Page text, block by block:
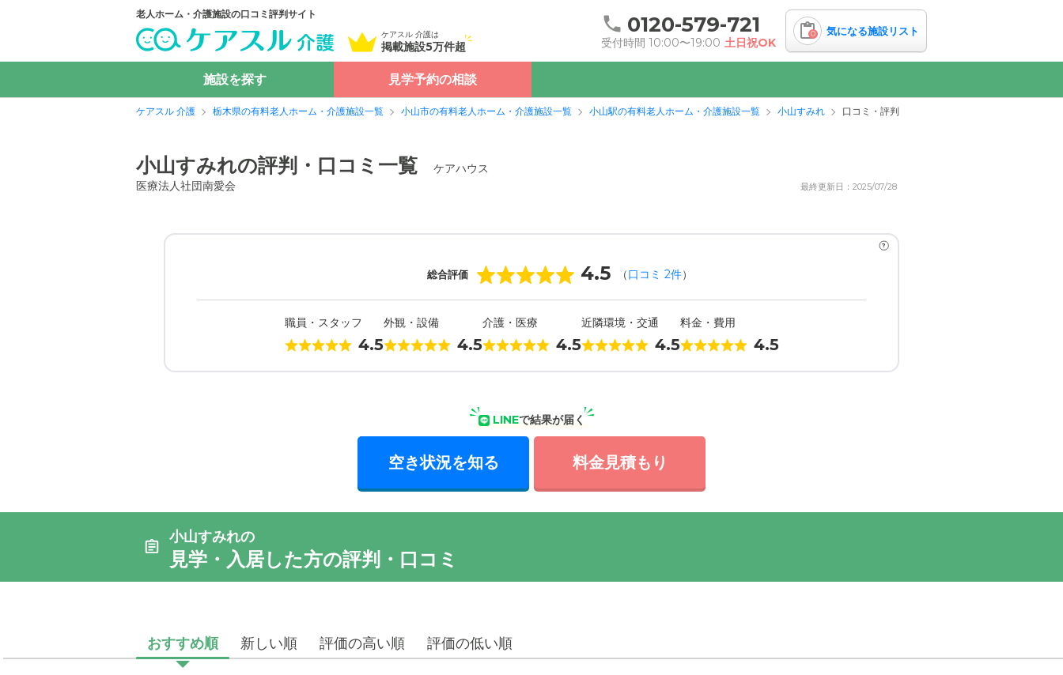
老人ホーム・介護施設の口コミ評判サイト
ケアスル 介護は
掲載施設5万件超
0120-579-721
受付時間 10:00〜19:00 土日祝OK
0 気になる施設リスト
施設を探す 見学予約の相談
ケアスル 介護 栃木県の有料老人ホーム・介護施設一覧 小山市の有料老人ホーム・介護施設一覧 小山駅の有料老人ホーム・介護施設一覧 小山すみれ 口コミ・評判
小山すみれの評判・口コミ一覧
ケアハウス
医療法人社団南愛会
最終更新日：2025/07/28
?
総合評価 4.5 （口コミ 2件）
職員・スタッフ
4.5
外観・設備
4.5
介護・医療
4.5
近隣環境・交通
4.5
料金・費用
4.5
LINEで結果が届く
空き状況を知る 料金見積もり
小山すみれの
見学・入居した方の評判・口コミ
おすすめ順 新しい順 評価の高い順 評価の低い順